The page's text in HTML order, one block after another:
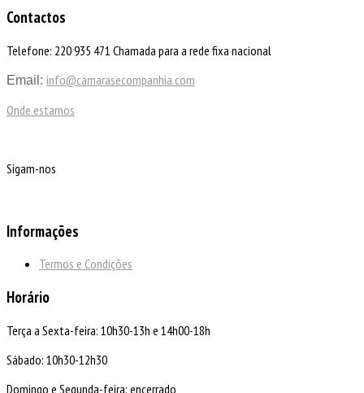
Contactos
Telefone: 220 935 471 Chamada para a rede fixa nacional
Email: info@camarasecompanhia.com
Onde estamos
Sigam-nos
Informações
Termos e Condições
Horário
Terça a Sexta-feira: 10h30-13h e 14h00-18h
Sábado: 10h30-12h30
Domingo e Segunda-feira: encerrado